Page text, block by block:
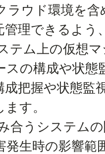
ラウド環境を
理できるよう
テム上の仮想
スの構成や状
成把握や状態監
す。
合うシステム
発生時の影響範